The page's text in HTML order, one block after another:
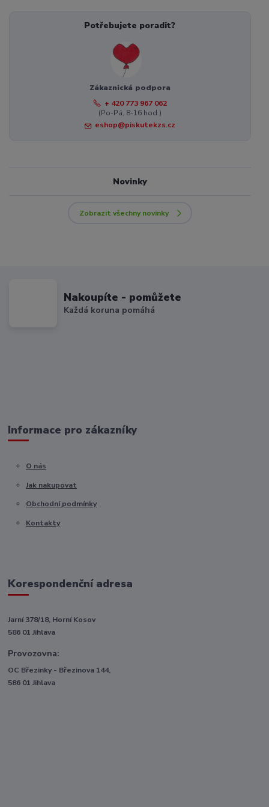
Potřebujete poradit?
Zákaznická podpora
+ 420 773 967 062
(Po-Pá, 8-16 hod.)
eshop@piskutekzs.cz
Novinky
Zobrazit všechny novinky
Nakoupíte - pomůžete
Každá koruna pomáhá
Informace pro zákazníky
O nás
Jak nakupovat
Obchodní podmínky
Kontakty
Korespondenční adresa
Jarní 378/18, Horní Kosov
586 01 Jihlava
Provozovna:
OC Březinky - Březinova 144,
586 01 Jihlava